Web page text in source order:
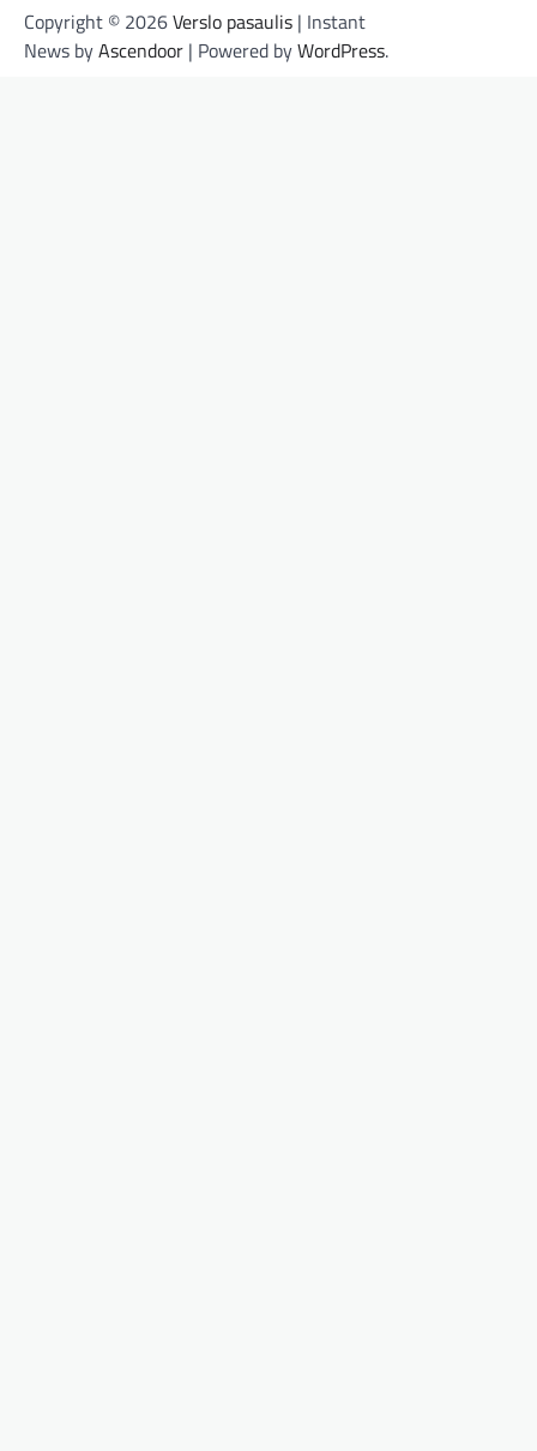
Copyright © 2026Verslo pasaulis | Instant
News byAscendoor | Powered byWordPress.